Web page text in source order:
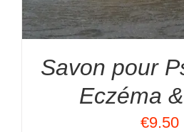
Savon pour
Eczéma
€9.50